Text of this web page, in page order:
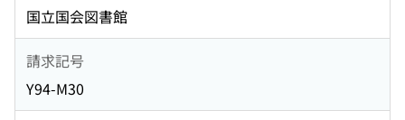
国立国会図書館
請求記号
Y94-M30